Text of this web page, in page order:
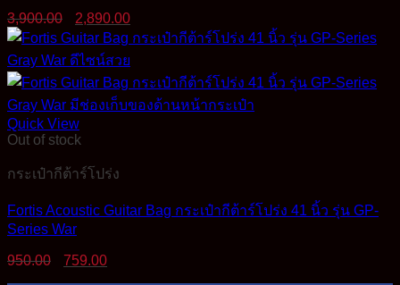
3,900.00
Original
price
was:
3,900.00฿.
2,890.00
price
is:
Quick View
Out of stock
กระเป๋ากีต้าร์โปร่ง
Fortis Acoustic Guitar Bag กระเป๋ากีต้าร์โปร่ง 41 นิ้ว รุ่น GP-
Series War
950.00
Original
759.00